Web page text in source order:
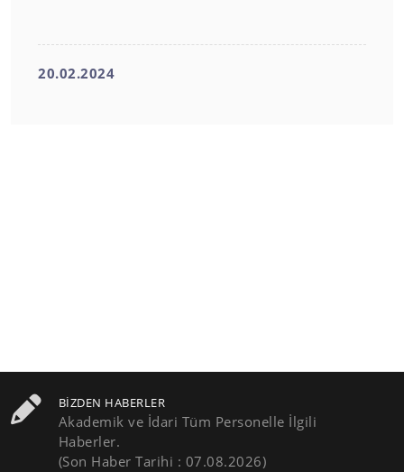
20.02.2024
BIZDEN HABERLER
Akademik ve İdari Tüm Personelle İlgili
Haberler.
(Son Haber Tarihi : 07.08.2026)